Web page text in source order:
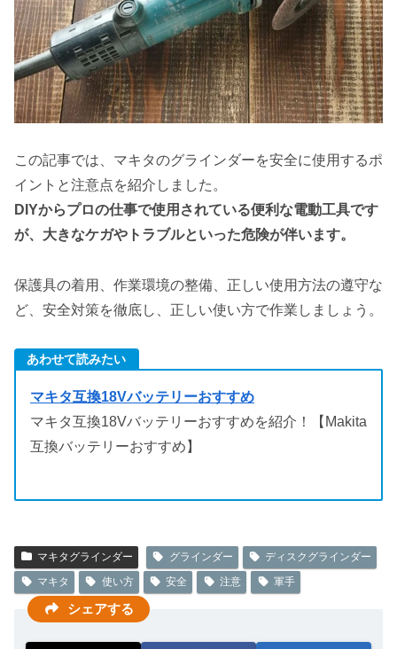
この記事では、マキタのグラインダーを安全に使用するポ
イントと注意点を紹介しました。
DIYからプロの仕事で使用されている便利な電動工具です
が、大きなケガやトラブルといった危険が伴います。
保護具の着用、作業環境の整備、正しい使用方法の遵守な
ど、安全対策を徹底し、正しい使い方で作業しましょう。
あわせて読みたい
マキタ互換18Vバッテリーおすすめ
マキタ互換18Vバッテリーおすすめを紹介！【Makita
互換バッテリーおすすめ】
マキタグラインダー グラインダー
ディスクグラインダー
マキタ
使い方 安全 注意 軍手
シェアする